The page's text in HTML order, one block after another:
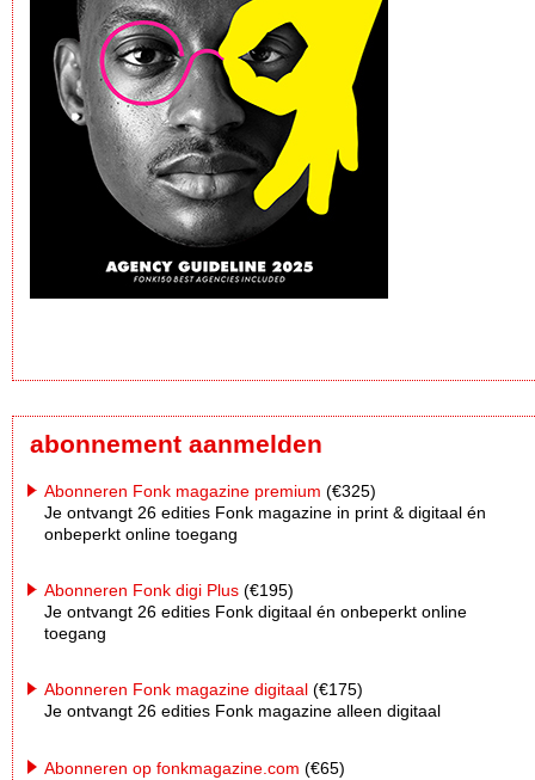
abonnement aanmelden
Abonneren Fonk magazine premium (€325)
Je ontvangt 26 edities Fonk magazine in print & digitaal én
onbeperkt online toegang
Abonneren Fonk digi Plus (€195)
Je ontvangt 26 edities Fonk digitaal én onbeperkt online
toegang
Abonneren Fonk magazine digitaal (€175)
Je ontvangt 26 edities Fonk magazine alleen digitaal
Abonneren op fonkmagazine.com (€65)